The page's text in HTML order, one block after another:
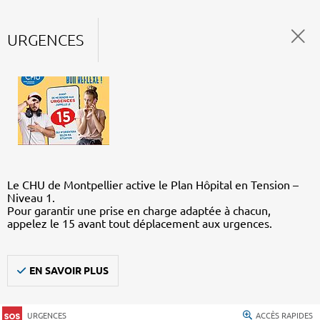
URGENCES
Le CHU de Montpellier active le Plan Hôpital en Tension –
Niveau 1.
Pour garantir une prise en charge adaptée à chacun,
appelez le 15 avant tout déplacement aux urgences.
EN SAVOIR PLUS
URGENCES ACCÈS RAPIDES